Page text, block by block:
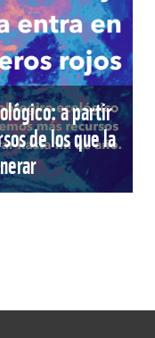
a partir
de los que la